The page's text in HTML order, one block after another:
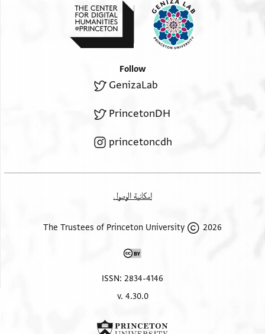
Follow
GenizaLab
PrincetonDH
princetoncdh
إمكانية الوصول
2026 The Trustees of Princeton University
ISSN: 2834-4146
v. 4.30.0